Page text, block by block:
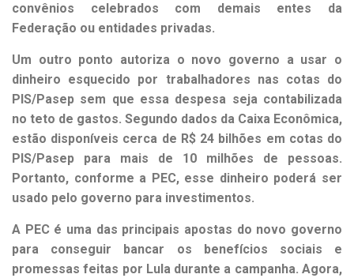
convênios celebrados com demais entes da
Federação ou entidades privadas.
Um outro ponto autoriza o novo governo a usar o
dinheiro esquecido por trabalhadores nas cotas do
PIS/Pasep sem que essa despesa seja contabilizada
no teto de gastos. Segundo dados da Caixa Econômica,
estão disponíveis cerca de R$ 24 bilhões em cotas do
PIS/Pasep para mais de 10 milhões de pessoas.
Portanto, conforme a PEC, esse dinheiro poderá ser
usado pelo governo para investimentos.
A PEC é uma das principais apostas do novo governo
para conseguir bancar os benefícios sociais e
promessas feitas por Lula durante a campanha. Agora,